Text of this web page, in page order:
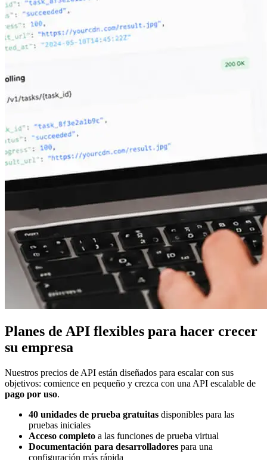
Planes de API flexibles para hacer crecer
su empresa
Nuestros precios de API están diseñados para escalar con sus
objetivos: comience en pequeño y crezca con una API escalable de
pago por uso.
40 unidades de prueba gratuitas disponibles para las
pruebas iniciales
Acceso completo a las funciones de prueba virtual
Documentación para desarrolladores para una
configuración más rápida